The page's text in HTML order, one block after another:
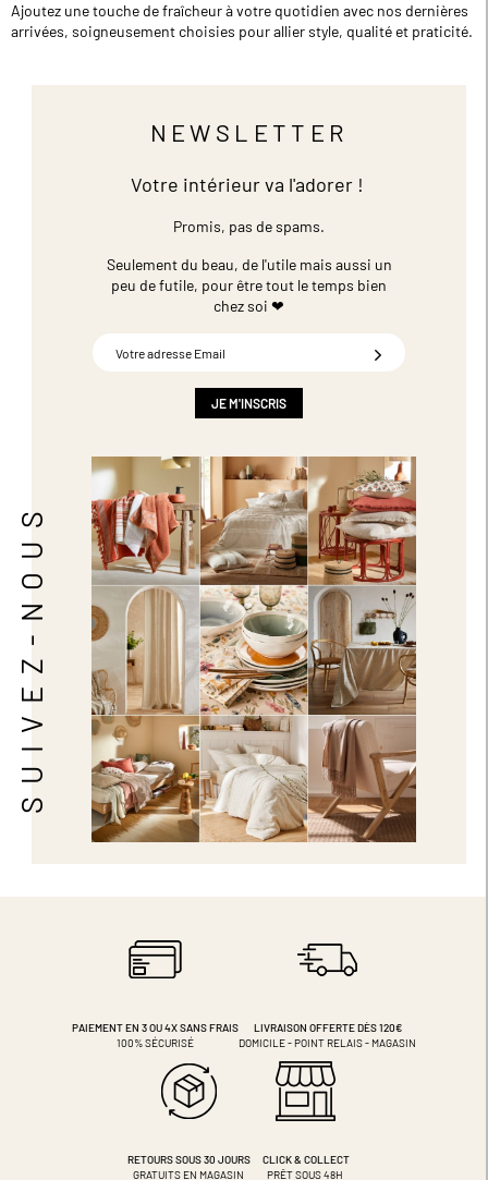
Ajoutez une touche de fraîcheur à votre quotidien avec nos dernières
arrivées, soigneusement choisies pour allier style, qualité et praticité.
SUIVEZ-NOUS
NEWSLETTER
Votre intérieur va l'adorer !
Promis, pas de spams.
Seulement du beau, de l'utile mais aussi un
peu de futile, pour être tout le temps bien
chez soi ❤
JE M'INSCRIS
PAIEMENT EN 3 OU 4XSANS FRAIS
100% SÉCURISÉ
LIVRAISON OFFERTE DÈS 120€
DOMICILE - POINT RELAIS - MAGASIN
RETOURS SOUS 30 JOURS
GRATUITS EN MAGASIN
CLICK & COLLECT
PRÊT SOUS 48H